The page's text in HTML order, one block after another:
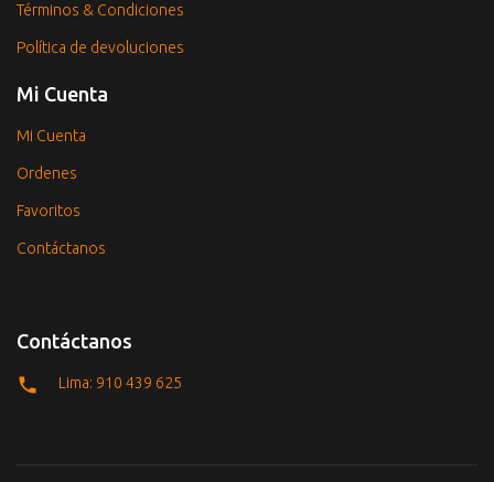
Términos & Condiciones
Política de devoluciones
Mi Cuenta
Mi Cuenta
Ordenes
Favoritos
Contáctanos
Contáctanos
Lima: 910 439 625